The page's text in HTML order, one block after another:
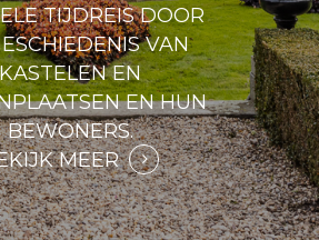
TIJDREIS DOOR
VAN
KASTELEN EN
EN HUN
BEWONERS.
MEER